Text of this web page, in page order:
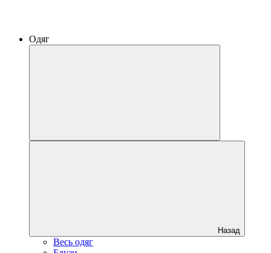
Одяг
Назад
Весь одяг